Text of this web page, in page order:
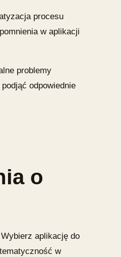
procesu
w aplikacji
problemy
odpowiednie
o
aplikację do
w